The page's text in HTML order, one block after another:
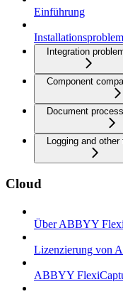
Einführung
Integration
Component
Document
Logging and other
Cloud
Über ABBYY
Lizenzierung von
ABBYY